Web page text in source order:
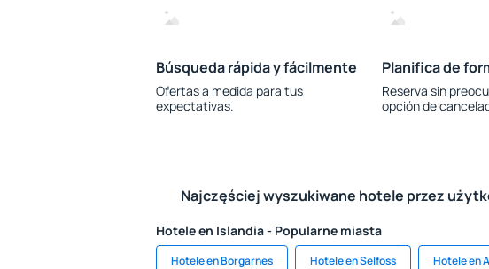
Búsqueda rápida y fácilmente
Ofertas a medida para tus
expectativas.
Planifica de
Reserva sin
opción de
Najczęściej wyszukiwane hotele przez
Hotele en Islandia - Popularne miasta
Hotele en Borgarnes Hotele en Selfoss Hotele en